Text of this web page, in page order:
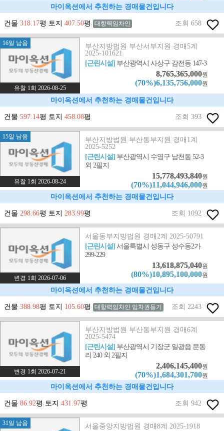
마이옥션에서 추천하는 경매물건입니다
건물 318.17평 토지 407.50평 대항력임차인 조회 658
16일 남음
유찰 1회 2026-08-25
부산지방법원 부산서부지원 경매5계
2025-101621
[근린시설] 부산광역시 사상구 감전동 147-3
8,765,365,000원
(70%)6,135,756,000원
마이옥션에서 추천하는 경매물건입니다
건물 597.14평 토지 458.08평 조회 393
15일 남음
유찰 1회 2026-08-24
부산지방법원 부산동부지원 경매1계
2025-5252
[근린시설] 부산광역시 수영구 남천동 52-3
외 2필지
15,778,493,840원
(70%)11,044,946,000원
마이옥션에서 추천하는 경매물건입니다
건물 298.66평 토지 283.99평 조회 1092
변경 1회 2026-07-06
서울동부지방법원 경매2계 2025-50791
[근린시설]서울특별시 성동구 성수동2가
299-229
13,618,875,040원
(80%)10,895,100,000원
마이옥션에서 추천하는 경매물건입니다
건물 388.98평 토지 105.60평 대항력임차인 임차권등기 조회 2243
변경 1회 2026-07-21
부산지방법원 부산동부지원 경매6계
2025-5474
[근린시설] 부산광역시 기장군 일광읍 문동
리 240 외 2필지
2,406,145,400원
(70%)1,684,301,700원
마이옥션에서 추천하는 경매물건입니다
건물 86.92평 토지 431.97평 조회 942
31일 남음
서울중앙지방법원 경매8계 2025-1918